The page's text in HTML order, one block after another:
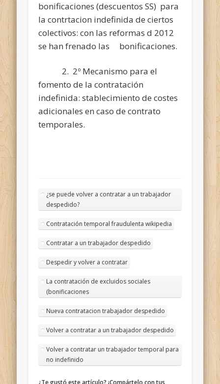
bonificaciones (descuentos SS) para
la contrtacion indefinida de ciertos
colectivos: con las reformas d 2012
se han frenado las bonificaciones.
2. 2º Mecanismo para el
fomento de la contratación
indefinida: stablecimiento de costes
adicionales en caso de contrato
temporales.
¿se puede volver a contratar a un trabajador
despedido?
Contratación temporal fraudulenta wikipedia
Contratar a un trabajador despedido
Despedir y volver a contratar
La contratación de excluidos sociales
(bonificaciones
Nueva contratacion trabajador despedido
Volver a contratar a un trabajador despedido
Volver a contratar un trabajador temporal para
no indefinido